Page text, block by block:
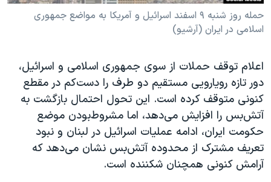
آرشیو پخش زنده
مجموعه مستندهای دادخواهی
تریبونال مردمی آبان ۹۸
چهل سال گروگان‌گیری
قانون شفافیت دارائی کادر رهبری ایران
اعتراضات مردمی آبان ۹۸
اسرائیل در جنگ
نرگس محمدی برنده جایزه نوبل صلح
حمله روز شنبه ۹ اسفند اسرائیل و آمریکا به مواضع جمهوری
اسلامی در ایران (آرشیو)
اعلام توقف حملات از سوی جمهوری اسلامی و اسرائیل،
دور تازه رویارویی مستقیم دو طرف را دست‌کم در مقطع
کنونی متوقف کرده است. این تحول احتمال بازگشت به
آتش‌بس را افزایش می‌دهد، اما مشروط‌بودن موضع
حکومت ایران، ادامه عملیات اسرائیل در لبنان و نبود
تعریف مشترک از محدوده آتش‌بس نشان می‌دهد که
آرامش کنونی همچنان شکننده است.